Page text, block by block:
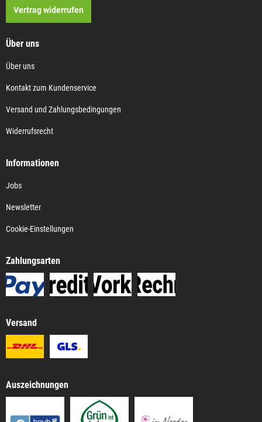
Vertrag widerrufen
Über uns
Über uns
Kontakt zum Kundenservice
Versand und Zahlungsbedingungen
Widerrufsrecht
Informationen
Jobs
Newsletter
Cookie-Einstellungen
Zahlungsarten
Versand
Auszeichnungen